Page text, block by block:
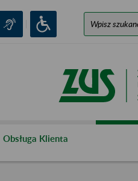
Obsługa Klienta